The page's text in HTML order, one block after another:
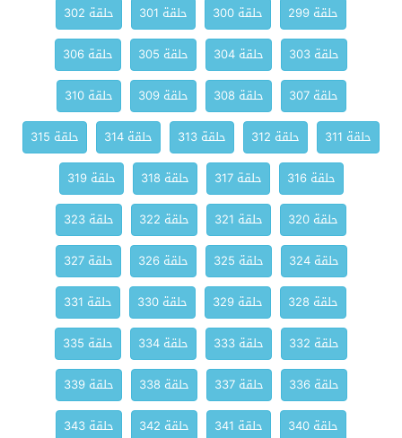
حلقة 299
حلقة 300 حلقة 301
حلقة 302
حلقة 303
حلقة 304 حلقة 305
حلقة 306
حلقة 307
حلقة 308 حلقة 309
حلقة 310
حلقة 311
حلقة 312 حلقة 313 حلقة 314
حلقة 315
حلقة 316
حلقة 317 حلقة 318
حلقة 319
حلقة 320
حلقة 321 حلقة 322
حلقة 323
حلقة 324
حلقة 325 حلقة 326
حلقة 327
حلقة 328
حلقة 329 حلقة 330
حلقة 331
حلقة 332
حلقة 333 حلقة 334
حلقة 335
حلقة 336
حلقة 337 حلقة 338
حلقة 339
حلقة 340
حلقة 341 حلقة 342
حلقة 343